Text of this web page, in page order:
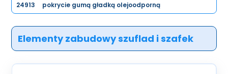
24913
pokrycie gumą gładką olejoodporną
Elementy zabudowy szuflad i szafek